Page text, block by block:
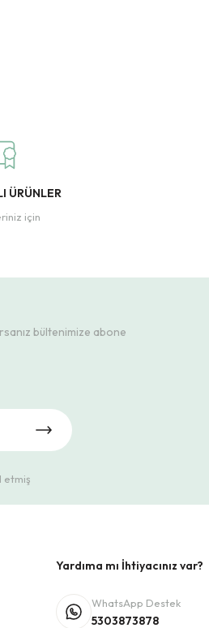
ÜRÜNLER
için
bültenimize abone
etmiş
Yardıma mı İhtiyacınız var?
WhatsApp Destek
5303873878